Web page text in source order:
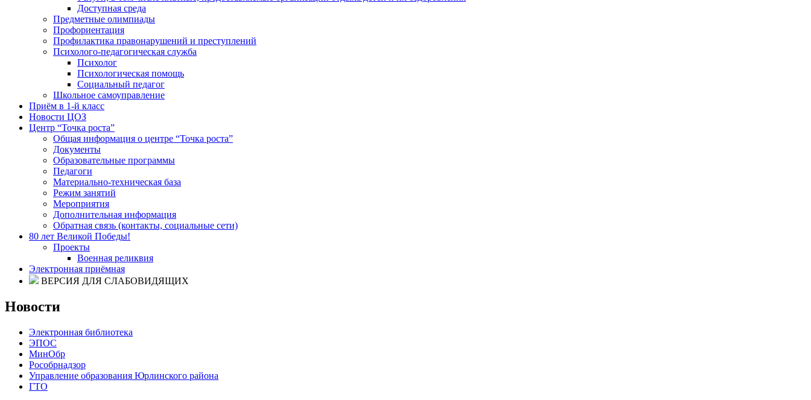
Доступная среда
Предметные олимпиады
Профориентация
Профилактика правонарушений и преступлений
Психолого-педагогическая служба
Психолог
Психологическая помощь
Социальный педагог
Школьное самоуправление
Приём в 1-й класс
Новости ЦОЗ
Центр “Точка роста”
Общая информация о центре “Точка роста”
Документы
Образовательные программы
Педагоги
Материально-техническая база
Режим занятий
Мероприятия
Дополнительная информация
Обратная связь (контакты, социальные сети)
80 лет Великой Победы!
Проекты
Военная реликвия
Электронная приёмная
ВЕРСИЯ ДЛЯ СЛАБОВИДЯЩИХ
Новости
Электронная библиотека
ЭПОС
МинОбр
Рособрнадзор
Управление образования Юрлинского района
ГТО